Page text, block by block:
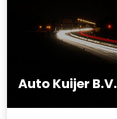
Auto Kuijer B.V.